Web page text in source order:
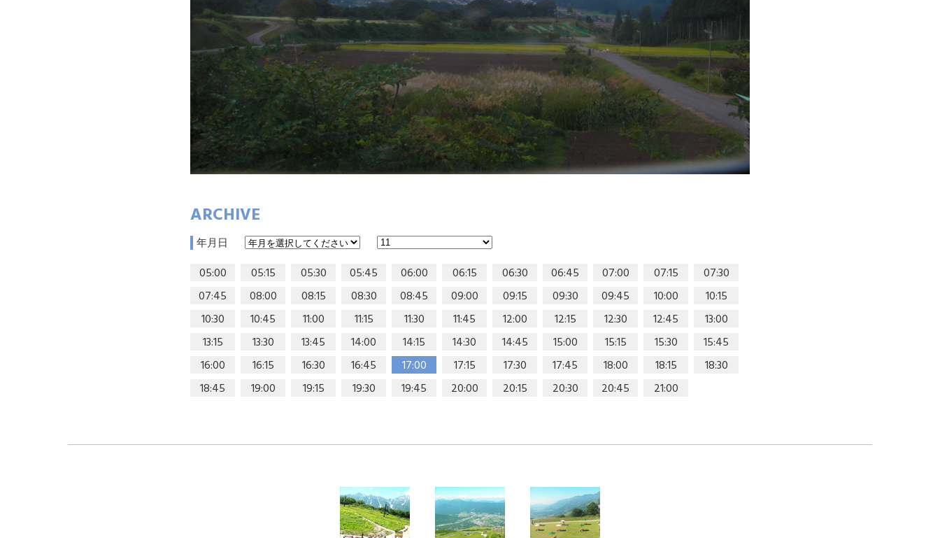
ARCHIVE
年月日
05:00 05:15 05:30 05:45 06:00 06:15 06:30 06:45 07:00 07:15
07:30
07:45
08:00 08:15 08:30 08:45 09:00 09:15 09:30 09:45 10:00
10:15
10:30
10:45 11:00 11:15 11:30 11:45 12:00 12:15 12:30 12:45
13:00
13:15
13:30 13:45 14:00 14:15 14:30 14:45 15:00 15:15 15:30
15:45
16:00
16:15 16:30 16:45 17:00 17:15 17:30 17:45 18:00 18:15
18:30
18:45
19:00 19:15 19:30 19:45 20:00 20:15 20:30 20:45 21:00